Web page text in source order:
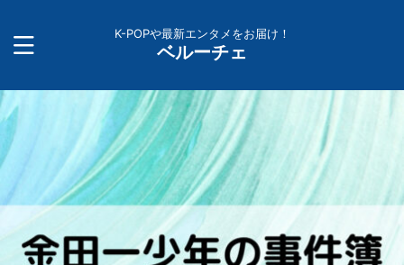
K-POPや最新エンタメをお届け！
ベルーチェ